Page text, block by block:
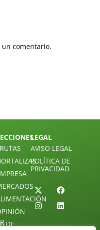
comentario.
DE
LEGAL
AVISO LEGAL
POLÍTICA DE
PRIVACIDAD